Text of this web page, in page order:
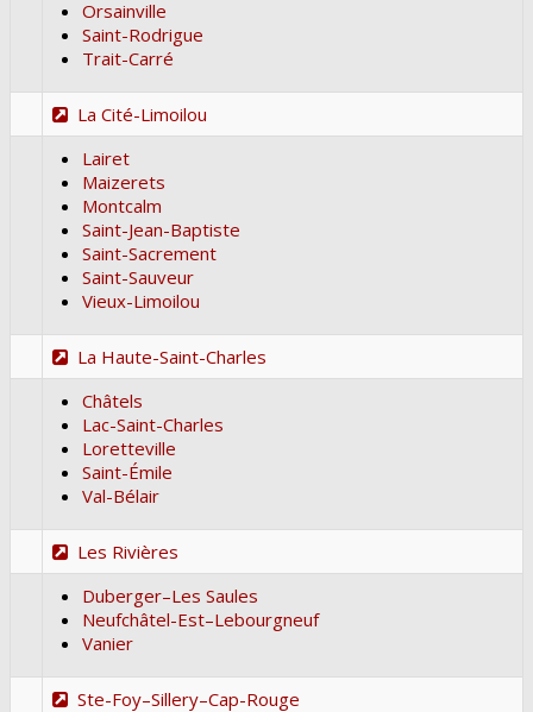
Orsainville
Saint-Rodrigue
Trait-Carré
La Cité-Limoilou
Lairet
Maizerets
Montcalm
Saint-Jean-Baptiste
Saint-Sacrement
Saint-Sauveur
Vieux-Limoilou
La Haute-Saint-Charles
Châtels
Lac-Saint-Charles
Loretteville
Saint-Émile
Val-Bélair
Les Rivières
Duberger–Les Saules
Neufchâtel-Est–Lebourgneuf
Vanier
Ste-Foy–Sillery–Cap-Rouge